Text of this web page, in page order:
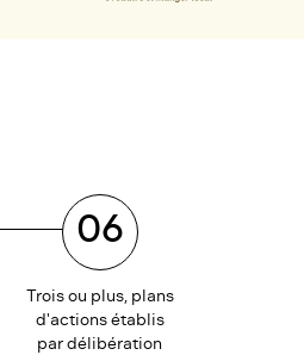
06
Trois ou plus, plans
d'actions établis
par délibération